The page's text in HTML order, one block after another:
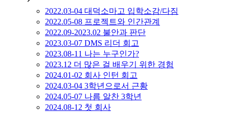
2022.03-04 대덕소마고 입학소감/다짐
2022.05-08 프로젝트와 인간관계
2022.09-2023.02 불안과 판단
2023.03-07 DMS 리더 회고
2023.08-11 나는 누구인가?
2023.12 더 많은 걸 배우기 위한 경험
2024.01-02 회사 인턴 회고
2024.03-04 3학년으로서 근황
2024.05-07 나름 알찬 3학년
2024.08-12 첫 회사